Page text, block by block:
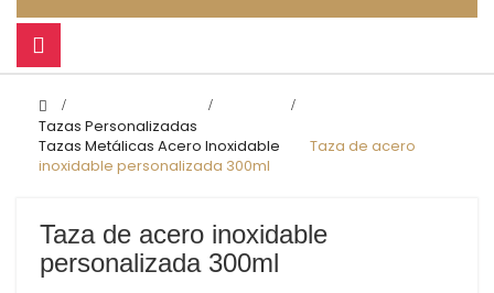
Navegación
Toggle
>
Tazas Personalizadas
Tazas Metálicas Acero Inoxidable
Taza de acero
inoxidable personalizada 300ml
Taza de acero inoxidable
personalizada 300ml